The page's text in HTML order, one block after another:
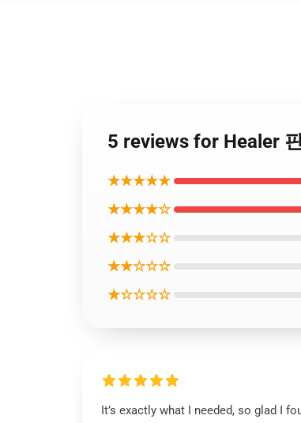
5 reviews for Healer
★★★★★
★★★★☆
★★★☆☆
★★☆☆☆
★☆☆☆☆
It’s exactly what I needed, so glad I